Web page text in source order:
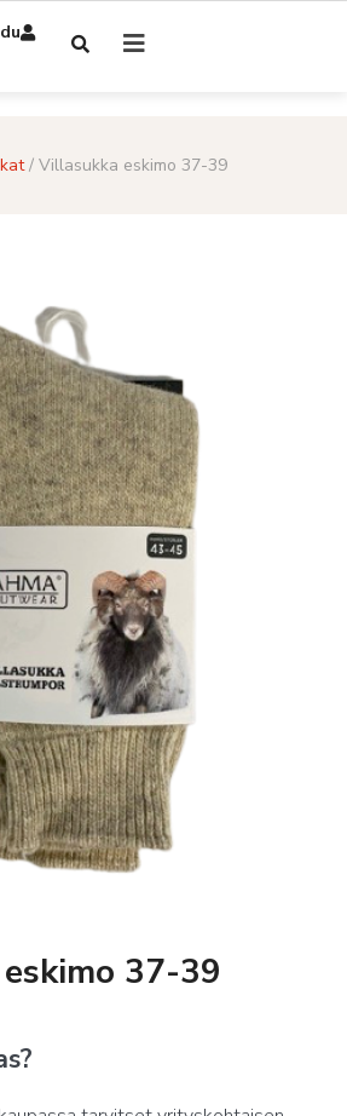
/ Villasukka eskimo 37-39
37-39